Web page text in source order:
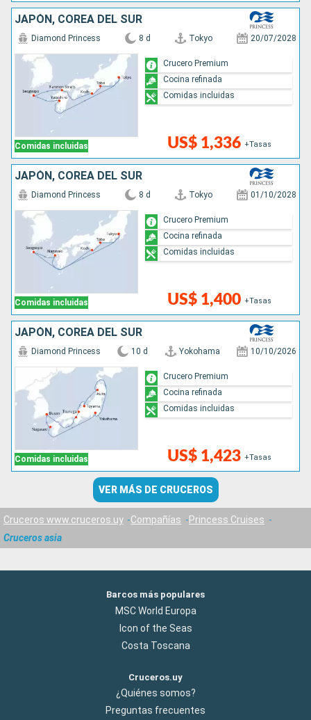
JAPÓN, COREA DEL SUR
Comidas incluidas
Diamond Princess 8 d Tokyo 20/07/2028
US$ 1,336 +Tasas
Crucero Premium
Cocina refinada
Comidas incluidas
JAPÓN, COREA DEL SUR
Comidas incluidas
Diamond Princess 8 d Tokyo 01/10/2028
US$ 1,400 +Tasas
Crucero Premium
Cocina refinada
Comidas incluidas
JAPÓN, COREA DEL SUR
Comidas incluidas
Diamond Princess 10 d Yokohama 10/10/2026
US$ 1,423 +Tasas
Crucero Premium
Cocina refinada
Comidas incluidas
VER MÁS DE CRUCEROS
Cruceros www.cruceros.uy Compañías
Princess Cruises
Cruceros asia
Barcos más populares
MSC World Europa
Icon of the Seas
Costa Toscana
Cruceros.uy
¿Quiénes somos?
Preguntas frecuentes